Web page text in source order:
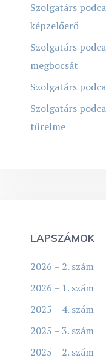
Szolgatárs
képzelőerő
Szolgatárs
megbocsát
Szolgatárs
Szolgatárs
türelme
LAPSZÁMOK
2026 – 2. szám
2026 – 1. szám
2025 – 4. szám
2025 – 3. szám
2025 – 2. szám